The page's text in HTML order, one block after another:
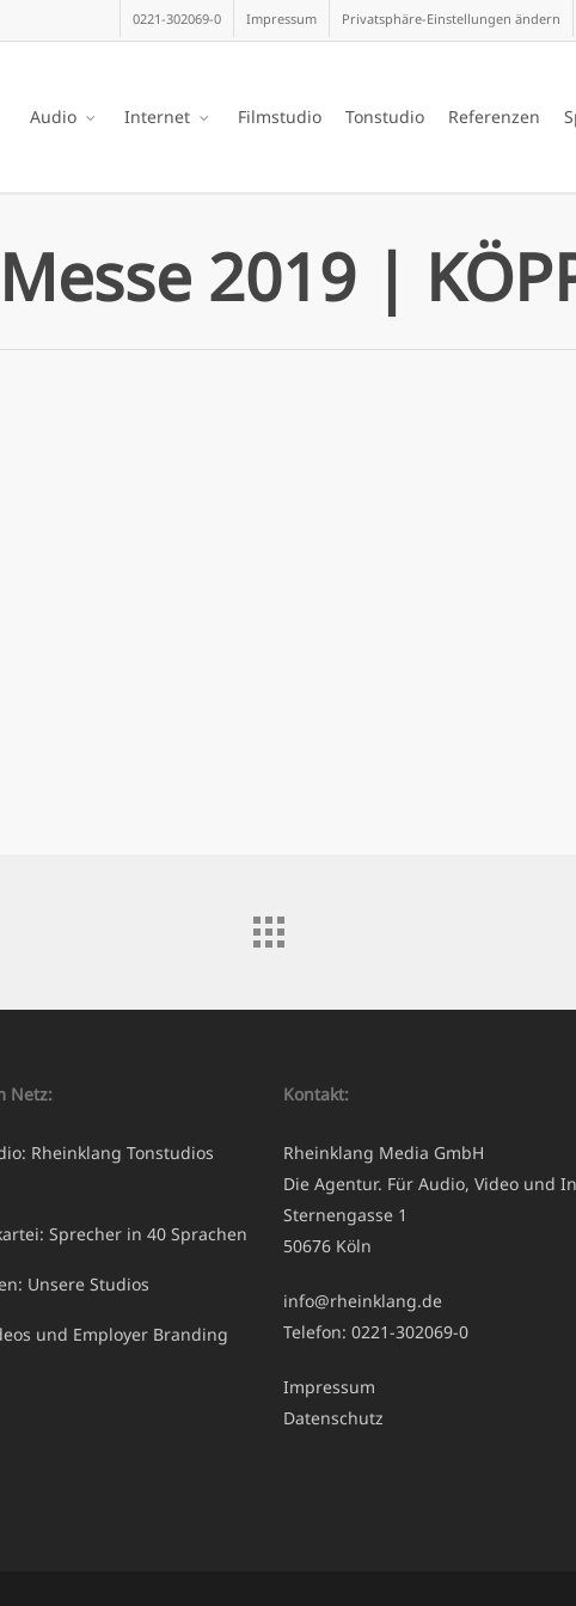
0221-302069-0 Impressum Privatsphäre-Einstellungen ändern
Audio Internet Filmstudio Tonstudio Referenzen
2019 |
Netz:
Rheinklang Tonstudios
Sprecher in 40 Sprachen
Unsere Studios
und Employer Branding
Kontakt:
Rheinklang Media GmbH
Die Agentur. Für Audio, Video und
Sternengasse 1
50676 Köln
info@rheinklang.de
Telefon: 0221-302069-0
Impressum
Datenschutz